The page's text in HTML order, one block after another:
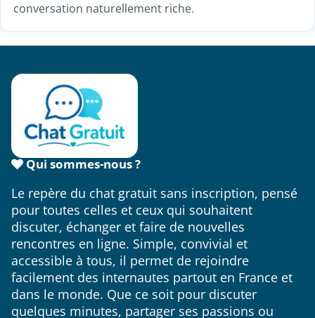
conversation naturellement riche.
Qui sommes-nous ?
Le repère du chat gratuit sans inscription, pensé
pour toutes celles et ceux qui souhaitent
discuter, échanger et faire de nouvelles
rencontres en ligne. Simple, convivial et
accessible à tous, il permet de rejoindre
facilement des internautes partout en France et
dans le monde. Que ce soit pour discuter
quelques minutes, partager ses passions ou